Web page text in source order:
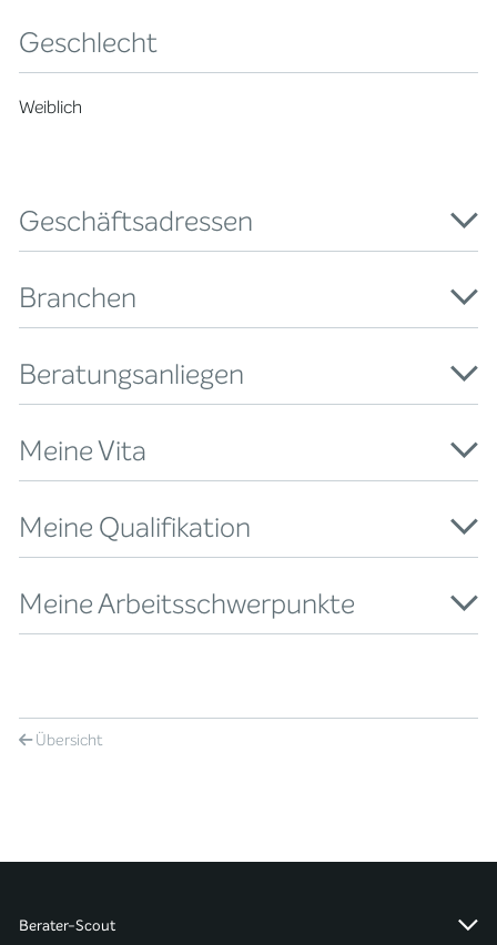
Geschlecht
Weiblich
Geschäftsadressen
Branchen
Beratungsanliegen
Meine Vita
Meine Qualifikation
Meine Arbeitsschwerpunkte
Übersicht
Berater-Scout